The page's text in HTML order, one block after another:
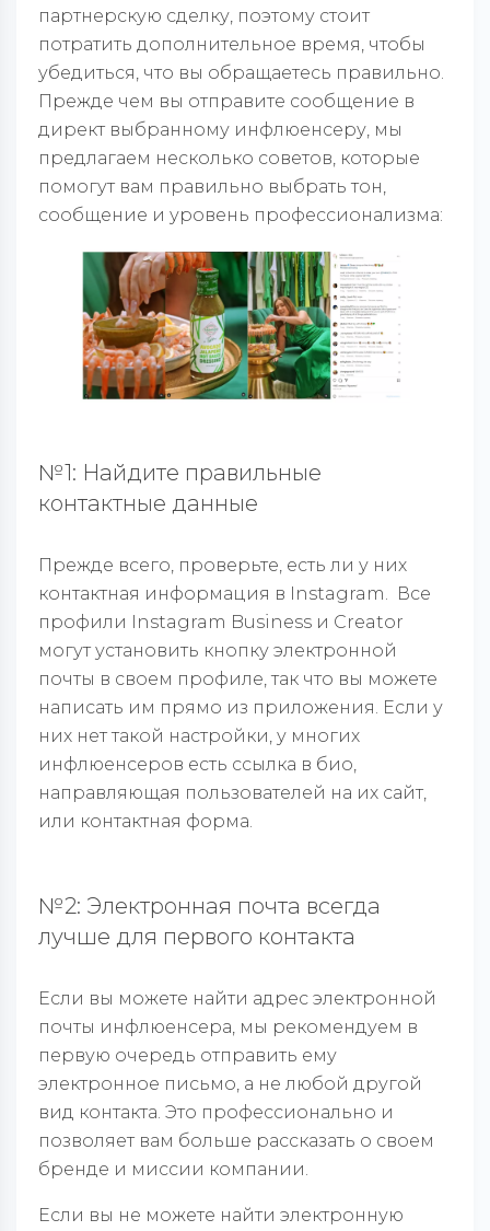
партнерскую сделку, поэтому стоит
потратить дополнительное время, чтобы
убедиться, что вы обращаетесь правильно.
Прежде чем вы отправите сообщение в
директ выбранному инфлюенсеру, мы
предлагаем несколько советов, которые
помогут вам правильно выбрать тон,
сообщение и уровень профессионализма:
№1: Найдите правильные
контактные данные
Прежде всего, проверьте, есть ли у них
контактная информация в Instagram. Все
профили Instagram Business и Creator
могут установить кнопку электронной
почты в своем профиле, так что вы можете
написать им прямо из приложения. Если у
них нет такой настройки, у многих
инфлюенсеров есть ссылка в био,
направляющая пользователей на их сайт,
или контактная форма.
№2: Электронная почта всегда
лучше для первого контакта
Если вы можете найти адрес электронной
почты инфлюенсера, мы рекомендуем в
первую очередь отправить ему
электронное письмо, а не любой другой
вид контакта. Это профессионально и
позволяет вам больше рассказать о своем
бренде и миссии компании.
Если вы не можете найти электронную